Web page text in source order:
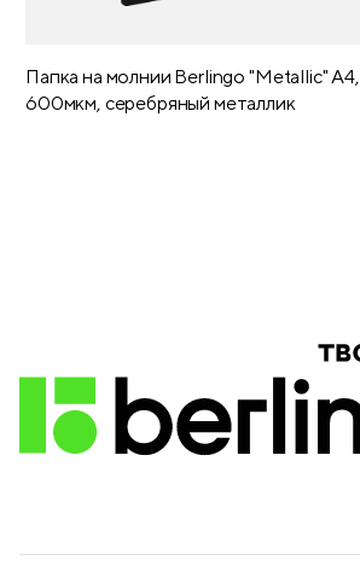
Длина ручки с колпачком (мм)
Длина ручки без колпачка (мм)
Папка на молнии Berlingo "Metallic" А4,
600мкм, серебряный металлик